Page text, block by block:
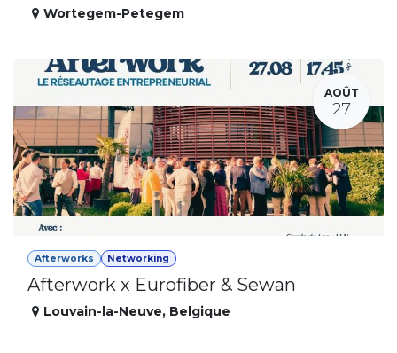
Wortegem-Petegem
AOÛT
27
Afterworks Networking
Afterwork x Eurofiber & Sewan
Louvain-la-Neuve, Belgique